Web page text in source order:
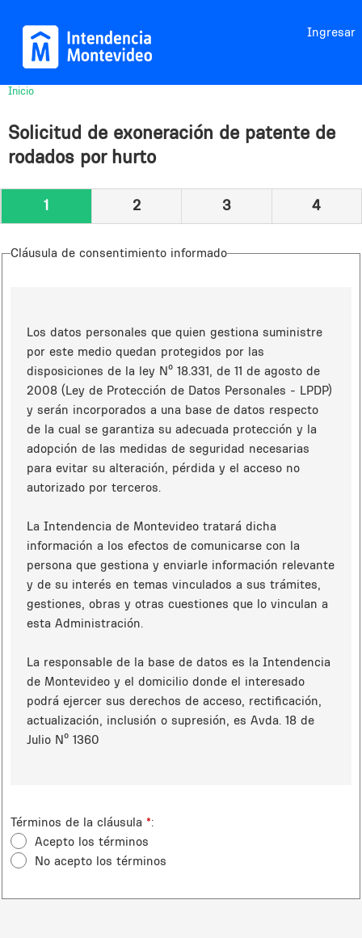
Ingresar
está
aquí
Inicio
Solicitud de exoneración de patente de
rodados por hurto
1 2 3 4
Cláusula de consentimiento informado
Los datos personales que quien gestiona suministre
por este medio quedan protegidos por las
disposiciones de la ley Nº 18.331, de 11 de agosto de
2008 (Ley de Protección de Datos Personales - LPDP)
y serán incorporados a una base de datos respecto
de la cual se garantiza su adecuada protección y la
adopción de las medidas de seguridad necesarias
para evitar su alteración, pérdida y el acceso no
autorizado por terceros.
La Intendencia de Montevideo tratará dicha
información a los efectos de comunicarse con la
persona que gestiona y enviarle información relevante
y de su interés en temas vinculados a sus trámites,
gestiones, obras y otras cuestiones que lo vinculan a
esta Administración.
La responsable de la base de datos es la Intendencia
de Montevideo y el domicilio donde el interesado
podrá ejercer sus derechos de acceso, rectificación,
actualización, inclusión o supresión, es Avda. 18 de
Julio Nº 1360
Términos de la cláusula *
Acepto los términos
No acepto los términos